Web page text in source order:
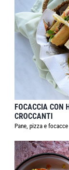
FOCACCIA CON
CROCCANTI
Pane, pizza e focacce